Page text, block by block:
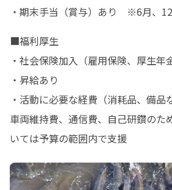
・期末手当（賞与）あり　※6月、
■福利厚生
・社会保険加入（雇用保険、厚生年
・昇給あり
・活動に必要な経費（消耗品、備品
車両維持費、通信費、自己研鑽のた
いては予算の範囲内で支援